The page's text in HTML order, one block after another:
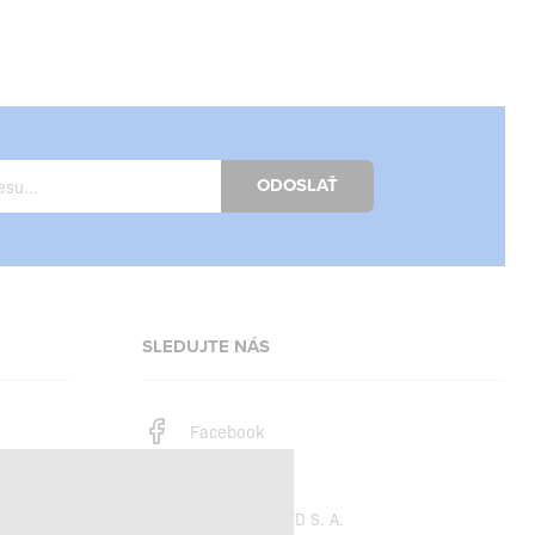
ODOSLAŤ
SLEDUJTE NÁS
Facebook
SFD S. A.